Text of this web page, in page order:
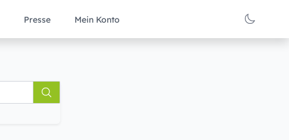
Presse Mein Konto